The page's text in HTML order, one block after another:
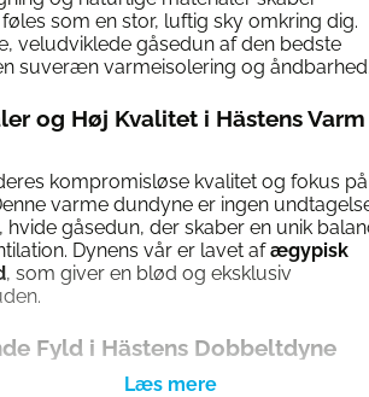
som en stor, luftig sky omkring dig.
veludviklede gåsedun af den bedste
suveræn varmeisolering og
og Høj Kvalitet i Hästens Varm
kompromisløse kvalitet og fokus på
varme dundyne er ingen
hvide gåsedun, der skaber en unik
Dynens vår er lavet afægypisk
, som giver en blød og eksklusiv
Fyld i Hästens Dobbeltdyne
gør Hästens Varm Dobbeltdyne til det